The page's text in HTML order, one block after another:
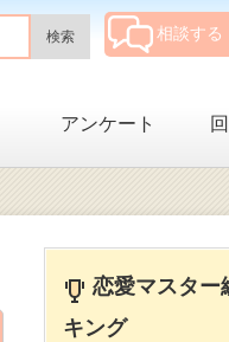
相談する
アンケート
恋愛マスター
キング